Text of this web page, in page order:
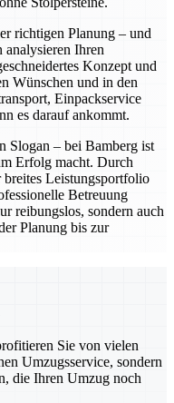
richtigen Planung – und
analysieren Ihren
Konzept und
Wünschen und in den
Einpackservice
es darauf ankommt.
Slogan – bei Bamberg ist
Erfolg macht. Durch
breites Leistungsportfolio
Betreuung
reibungslos, sondern auch
Planung bis zur
Sie von vielen
Umzugsservice, sondern
die Ihren Umzug noch